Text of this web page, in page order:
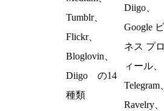
Tumblr、
Flickr、
Bloglovin、
Diigo の14
種類
Diigo、
Google
ネス プ
ィール、
Telegram、
Ravelry、